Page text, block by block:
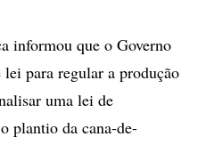
informou que o Governo
para regular a produção
uma lei de
plantio da cana-de-